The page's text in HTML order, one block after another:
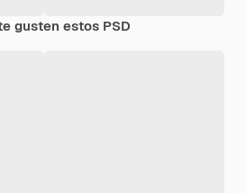
gusten estos PSD